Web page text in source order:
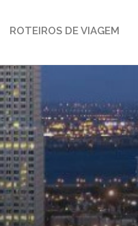
ROTEIROS DE VIAGEM